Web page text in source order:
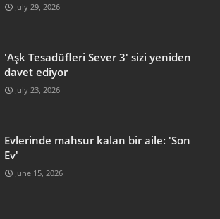
July 29, 2026
'Aşk Tesadüfleri Sever 3' sizi yeniden
davet ediyor
July 23, 2026
Evlerinde mahsur kalan bir aile: 'Son
Ev'
June 15, 2026